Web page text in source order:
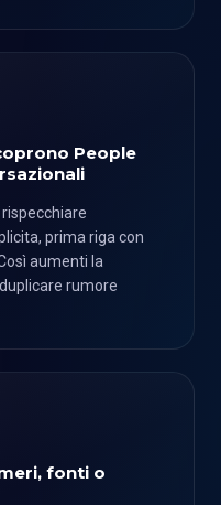
People
prima riga con
aumenti la
rumore
fonti o